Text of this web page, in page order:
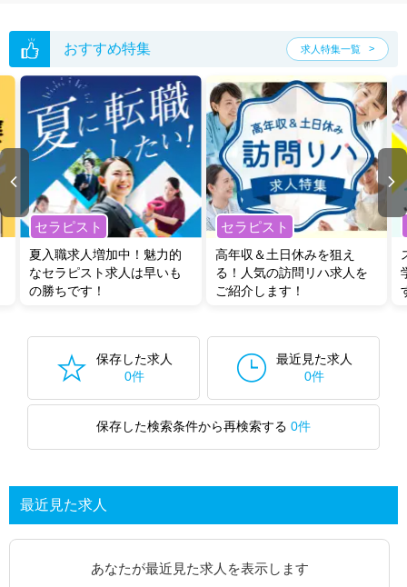
おすすめ特集 求人特集一覧
セラピスト
夏入職求人増加中！魅力的
なセラピスト求人は早いも
の勝ちです！
セラピスト
高年収＆土日休みを狙え
る！人気の訪問リハ求人を
ご紹介します！
保存した求人
0件
最近見た求人
0件
保存した検索条件から再検索する 0件
最近見た求人
あなたが最近見た求人を表示します